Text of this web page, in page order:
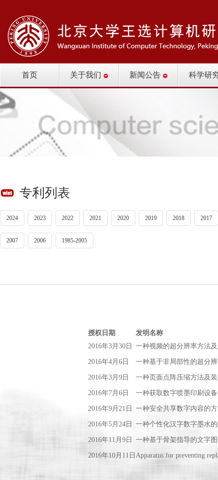
首页 关于我们 新闻公告 科学研
专利列表
2024 2023 2022 2021 2020 2019 2018 2017
2007 2006 1985-2005
授权日期
发明名称
2016年3月30日
一种视频的超分辨率方法
2016年4月6日 一种基于非局部性的超分
2016年3月9日 一种页面点阵压缩方法及
2016年7月6日 一种获取数字喷墨印刷设
2016年9月21日 一种安全共享数字内容的
2016年5月24日 一种个性化汉字数字墨水
2016年11月9日 一种基于骨架指导的文字
2016年10月11日 Apparatus for preventing